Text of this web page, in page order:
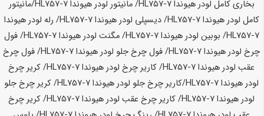
بخاری کامل لودرهیوندا HL757-7 / مانیتور لودرهیوندا HL757-7
/مانیتور
کامل لودرهیوندا HL757-7 / دیسپلی لودرهیوندا HL757-7 / رله لودرهیوندا
HL757-7/ بوبین لودرهیوندا HL757-7 / مگنت لودرهیوندا HL757-7
/ فول
چرخ لودرهیوندا HL757-7 / فول چرخ جلو لودرهیوندا HL757-7
/ فول چرخ
عقب لودرهیوندا HL757-7 / کاریر چرخ لودرهیوندا HL757-7
/ کریر چرخ
لودرهیوندا HL757-7 /کاریر چرخ جلو لودرهیوندا HL757-7
/ کریر چرخ جلو
لودرهیوندا HL757-7 / کاریر چرخ عقب لودرهیوندا HL757-7
/ کریر چرخ